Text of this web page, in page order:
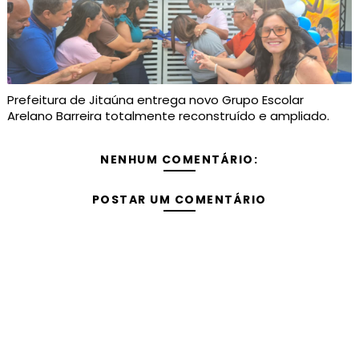
Prefeitura de Jitaúna entrega novo Grupo Escolar
Arelano Barreira totalmente reconstruído e ampliado.
NENHUM COMENTÁRIO:
POSTAR UM COMENTÁRIO